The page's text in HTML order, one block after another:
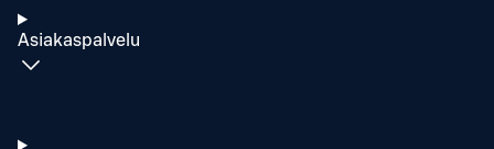
Asiakaspalvelu